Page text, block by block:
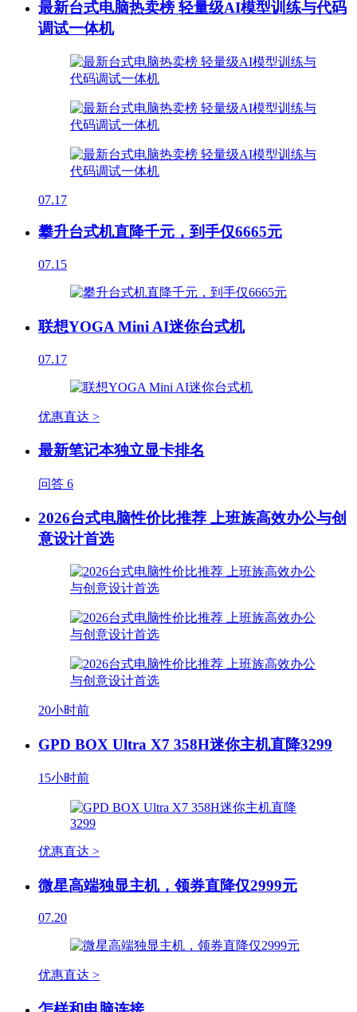
最新台式电脑热卖榜 轻量级AI模型训练与代码
调试一体机
07.17
攀升台式机直降千元，到手仅6665元
07.15
联想YOGA Mini AI迷你台式机
07.17
优惠直达 >
最新笔记本独立显卡排名
问答 6
2026台式电脑性价比推荐 上班族高效办公与创
意设计首选
20小时前
GPD BOX Ultra X7 358H迷你主机直降3299
15小时前
优惠直达 >
微星高端独显主机，领券直降仅2999元
07.20
优惠直达 >